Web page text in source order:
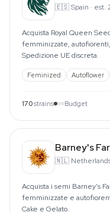
🇪🇸Spain · est.
Acquista Royal Queen
femminizzate,
Spedizione UE discreta.
Feminized Autoflower
170strains Budget
Barney's
🇳🇱
Acquista i semi Barney's
femminizzate e
Cake e Gelato.